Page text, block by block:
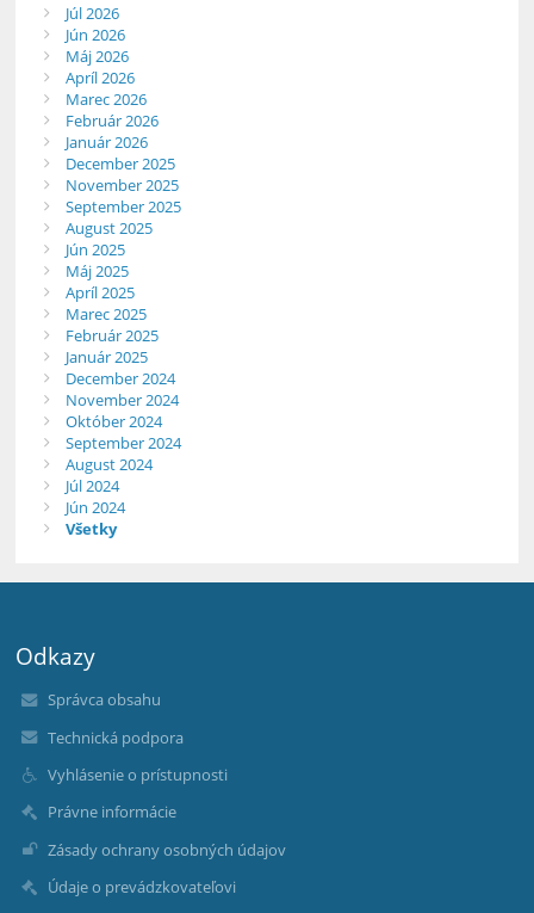
Júl 2026
Jún 2026
Máj 2026
Apríl 2026
Marec 2026
Február 2026
Január 2026
December 2025
November 2025
September 2025
August 2025
Jún 2025
Máj 2025
Apríl 2025
Marec 2025
Február 2025
Január 2025
December 2024
November 2024
Október 2024
September 2024
August 2024
Júl 2024
Jún 2024
Všetky
Odkazy
Správca obsahu
Technická podpora
Vyhlásenie o prístupnosti
Právne informácie
Zásady ochrany osobných údajov
Údaje o prevádzkovateľovi